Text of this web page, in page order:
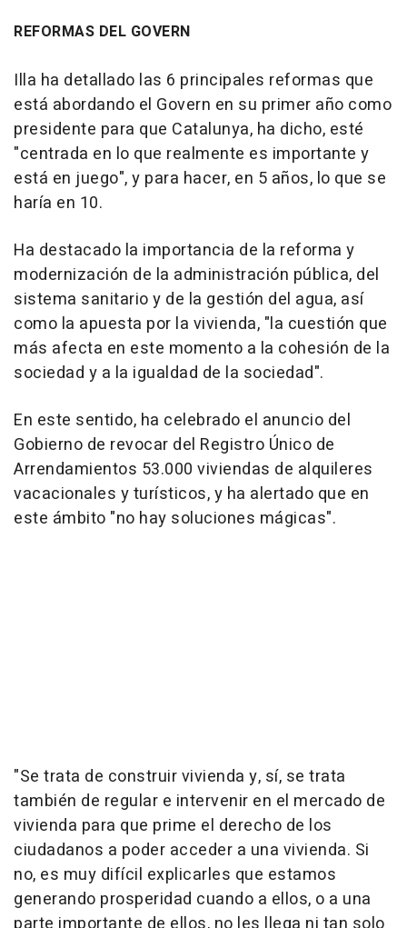
REFORMAS DEL GOVERN
Illa ha detallado las 6 principales reformas que
está abordando el Govern en su primer año como
presidente para que Catalunya, ha dicho, esté
"centrada en lo que realmente es importante y
está en juego", y para hacer, en 5 años, lo que se
haría en 10.
Ha destacado la importancia de la reforma y
modernización de la administración pública, del
sistema sanitario y de la gestión del agua, así
como la apuesta por la vivienda, "la cuestión que
más afecta en este momento a la cohesión de la
sociedad y a la igualdad de la sociedad".
En este sentido, ha celebrado el anuncio del
Gobierno de revocar del Registro Único de
Arrendamientos 53.000 viviendas de alquileres
vacacionales y turísticos, y ha alertado que en
este ámbito "no hay soluciones mágicas".
"Se trata de construir vivienda y, sí, se trata
también de regular e intervenir en el mercado de
vivienda para que prime el derecho de los
ciudadanos a poder acceder a una vivienda. Si
no, es muy difícil explicarles que estamos
generando prosperidad cuando a ellos, o a una